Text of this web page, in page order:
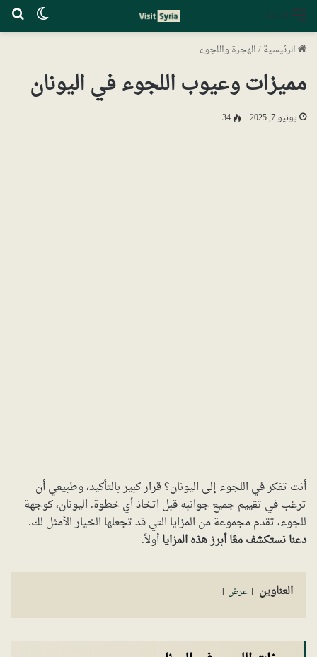
القائمة
الرئيسية/الهجرة واللجوء
مميزات وعيوب اللجوء في اليونان
يونيو 7, 2025 34
أنت تفكر في اللجوء إلى اليونان؟ قرار كبير بالتأكيد، وطبيعي أن
ترغب في تقييم جميع جوانبه قبل اتخاذ أي خطوة. اليونان، كوجهة
للجوء، تقدم مجموعة من المزايا التي قد تجعلها الخيار الأمثل لك.
دعنا نستكشف معًا أبرز هذه المزاياأولاً.
العناوين عرض